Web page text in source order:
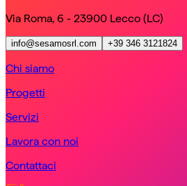
Via Roma, 6 - 23900 Lecco (LC)
info@sesamosrl.com +39 346 3121824
Chi siamo
Progetti
Servizi
Lavora con noi
Contattaci